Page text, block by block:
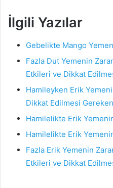
İlgili Yazılar
Gebelikte Mango
Fazla Dut Yemenin
Etkileri ve Dikkat
Hamileyken Erik
Dikkat Edilmesi
Hamilelikte Erik
Hamilelikte Erik
Fazla Erik Yemenin
Etkileri ve Dikkat